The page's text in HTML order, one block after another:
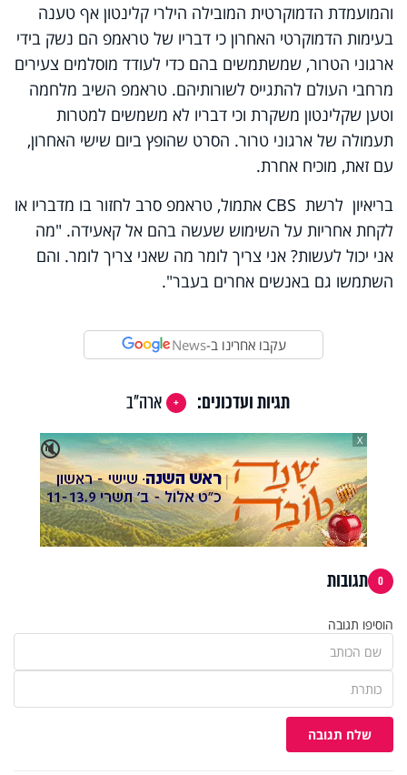
והמועמדת הדמוקרטית המובילה הילרי קלינטון אף טענה
בעימות הדמוקרטי האחרון כי דבריו של טראמפ הם נשק בידי
ארגוני הטרור, שמשתמשים בהם כדי לעודד מוסלמים צעירים
מרחבי העולם להתגייס לשורותיהם. טראמפ השיב מלחמה
וטען שקלינטון משקרת וכי דבריו לא משמשים למטרות
תעמולה של ארגוני טרור. הסרט שהופץ ביום שישי האחרון,
עם זאת, מוכיח אחרת.
בריאיון לרשת CBS אתמול, טראמפ סרב לחזור בו מדבריו או
לקחת אחריות על השימוש שעשה בהם אל קאעידה. "מה
אני יכול לעשות? אני צריך לומר מה שאני צריך לומר. והם
השתמשו גם באנשים אחרים בעבר".
עקבו אחרינו ב-News
תגיות ועדכונים:
ארה"ב
🔇
X
0 תגובות
הוסיפו תגובה
שלח תגובה